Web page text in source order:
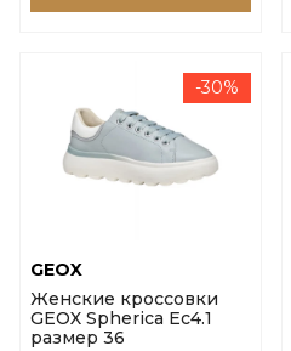
-30%
GEOX
Женские кроссовки
GEOX Spherica Ec4.1
размер 36